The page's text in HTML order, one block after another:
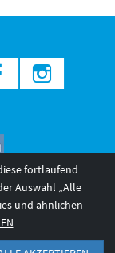
fortlaufend
Auswahl „Alle
und ähnlichen